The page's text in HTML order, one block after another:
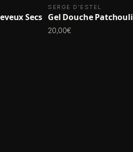
Secs
SERGE D'ESTEL
Gel Douche Patchouli
20,00€